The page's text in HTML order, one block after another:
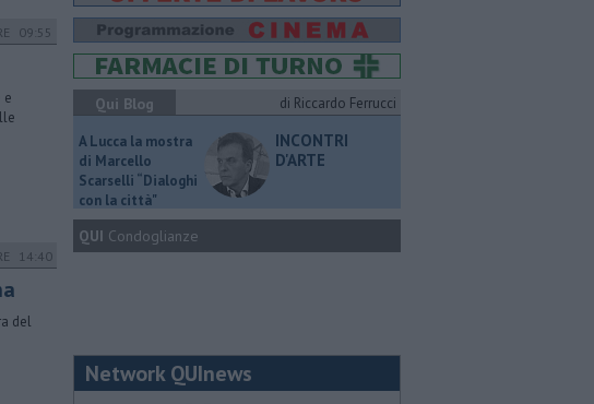
09:55
e
14:40
del
Qui Blog di Riccardo Ferrucci
A Lucca la mostra
di Marcello
Scarselli “Dialoghi
con la città"
INCONTRI
D'ARTE
QUI Condoglianze
Network QUInews